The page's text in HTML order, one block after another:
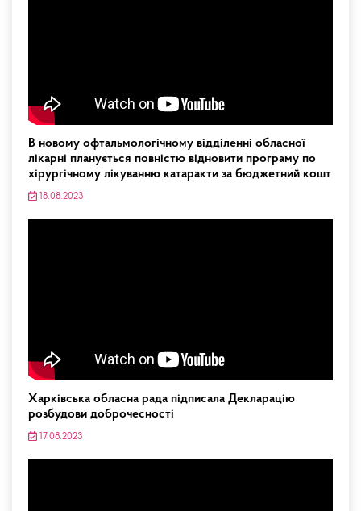
В новому офтальмологічному відділенні обласної
лікарні планується повністю відновити програму по
хірургічному лікуванню катаракти за бюджетний кошт
18.08.2023
Харківська обласна рада підписала Декларацію
розбудови доброчесності
17.08.2023